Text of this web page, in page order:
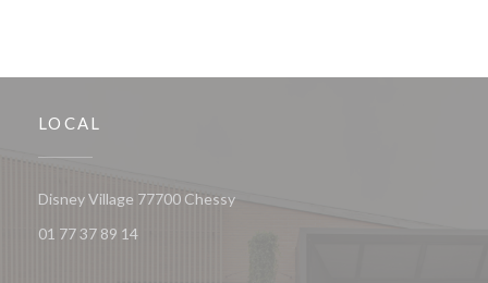
LOCAL
Disney Village 77700 Chessy((abre numa nova janela))
01 77 37 89 14